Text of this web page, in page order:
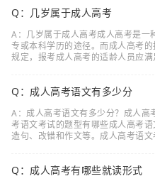
Q：几岁属于成人高考
A：几岁属于成人高考成人高考是一
专或本科学历的途径。而成人高考
规定，报考成人高考的适龄人员应
Q：成人高考语文有多少分
A：成人高考语文有多少分？成人
考语文考试的题型有哪些成人高考
造句、改错和作文等。成人高考语
Q：成人高考有哪些就读形式